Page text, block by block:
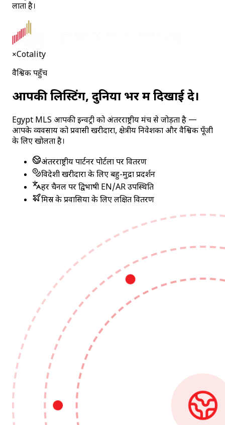
लाता है।
×Cotality
वैश्विक पहुँच
आपकी लिस्टिंग, दुनिया भर में दिखाई दे।
Egypt MLS आपकी इन्वेंट्री को अंतरराष्ट्रीय मंच से जोड़ता है —
आपके व्यवसाय को प्रवासी खरीदारों, क्षेत्रीय निवेशकों और वैश्विक पूँजी
के लिए खोलता है।
अंतरराष्ट्रीय पार्टनर पोर्टलों पर वितरण
विदेशी खरीदारों के लिए बहु-मुद्रा प्रदर्शन
हर चैनल पर द्विभाषी EN/AR उपस्थिति
मिस्र के प्रवासियों के लिए लक्षित वितरण